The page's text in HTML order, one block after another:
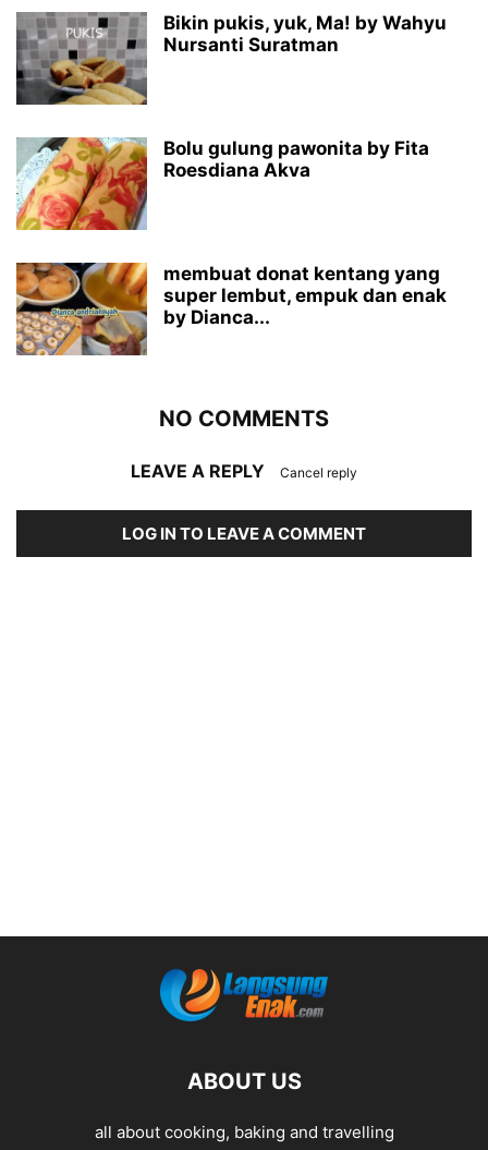
Bikin pukis, yuk, Ma! by Wahyu
Nursanti Suratman
Bolu gulung pawonita by Fita
Roesdiana Akva
membuat donat kentang yang
super lembut, empuk dan enak
by Dianca...
NO COMMENTS
LEAVE A REPLY Cancel reply
LOG IN TO LEAVE A COMMENT
ABOUT US
all about cooking, baking and travelling